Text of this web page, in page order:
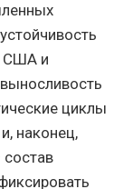
США и
циклы
наконец,